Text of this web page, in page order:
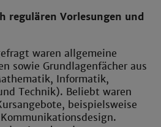
regulären Vorlesungen und
waren allgemeine
sowie Grundlagenfächer aus
Informatik,
Technik). Beliebt waren
beispielsweise